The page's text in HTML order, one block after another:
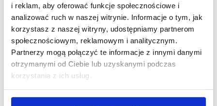
i reklam, aby oferować funkcje społecznościowe i
analizować ruch w naszej witrynie. Informacje o tym, jak
korzystasz z naszej witryny, udostępniamy partnerom
społecznościowym, reklamowym i analitycznym.
Partnerzy mogą połączyć te informacje z innymi danymi
otrzymanymi od Ciebie lub uzyskanymi podczas
korzystania z ich usług.